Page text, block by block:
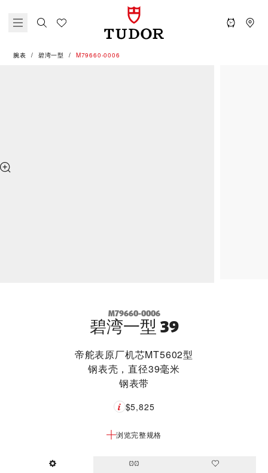
腕表 碧湾一型 M79660-0006
M79660-0006
碧湾一型 39
帝舵表原厂机芯MT5602型
钢表壳，直径39毫米
钢表带
浏览完整规格
$5,825